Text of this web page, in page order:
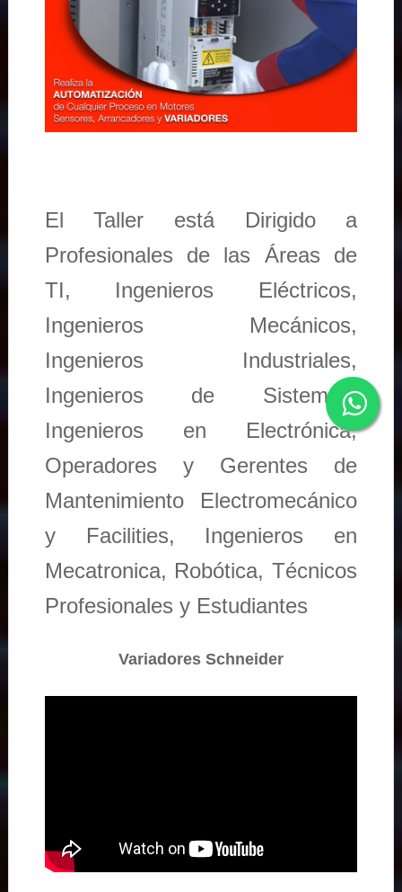
El Taller está Dirigido a
Profesionales de las Áreas de
TI, Ingenieros Eléctricos,
Ingenieros Mecánicos,
Ingenieros Industriales,
Ingenieros de Sistemas,
Ingenieros en Electrónica,
Operadores y Gerentes de
Mantenimiento Electromecánico
y Facilities, Ingenieros en
Mecatronica, Robótica, Técnicos
Profesionales y Estudiantes
Variadores Schneider